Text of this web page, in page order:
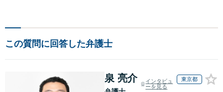
この質問に回答した弁護士
泉 亮介
インタビュ
ーを見る
東京都